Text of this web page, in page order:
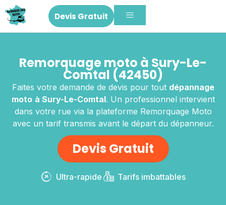
Devis Gratuit
Remorquage moto à Sury-Le-
Comtal (42450)
Faites votre demande de devis pour tout dépannage
moto à Sury-Le-Comtal. Un professionnel intervient
dans votre rue via la plateforme Remorquage Moto
avec un tarif transmis avant le départ du dépanneur.
Devis Gratuit
Ultra-rapide Tarifs imbattables